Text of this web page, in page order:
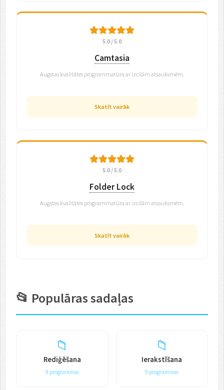
5.0 / 5.0
Camtasia
Augstas kvalitātes programmatūra ar izcilām atsauksmēm.
Skatīt vairāk
5.0 / 5.0
Folder Lock
Augstas kvalitātes programmatūra ar izcilām atsauksmēm.
Skatīt vairāk
📂 Populāras sadaļas
📁
Rediģēšana
9 programmas
📁
Ierakstīšana
9 programmas